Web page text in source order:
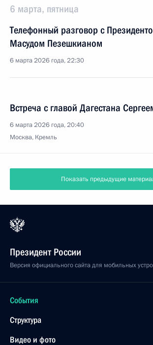
6 марта, пятница
Телефонный разговор с
Масудом Пезешкианом
6 марта 2026 года, 22:30
Встреча с главой Дагестана
6 марта 2026 года, 20:40
Москва, Кремль
Показать предыдущие
Президент России
Версия официального сайта для мобильных
События
Структура
Видео и фото